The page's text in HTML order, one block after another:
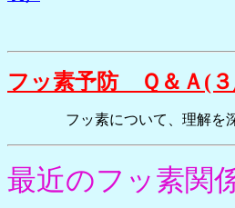
フッ素予防 Ｑ＆Ａ(
フッ素について、理解を深め
最近のフッ素関